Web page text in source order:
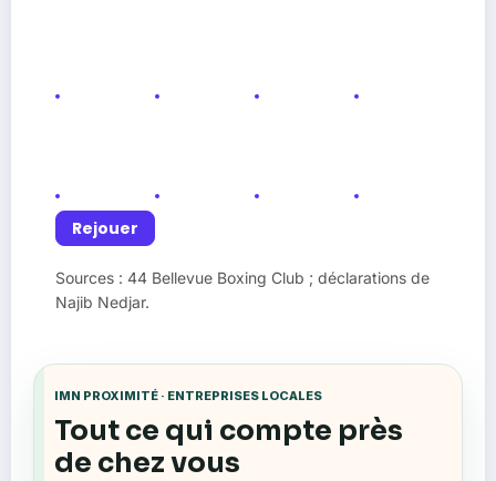
🧤
Gants
Rejouer
Sources : 44 Bellevue Boxing Club ; déclarations de
Najib Nedjar.
IMN PROXIMITÉ · ENTREPRISES LOCALES
Tout ce qui compte près
de chez vous